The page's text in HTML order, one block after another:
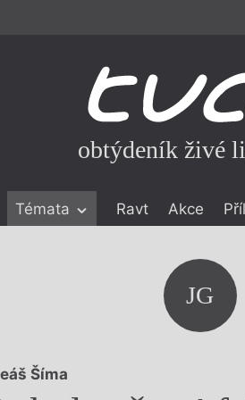
obtýdeník živé
Témata Ravt Akce
JG
Šíma